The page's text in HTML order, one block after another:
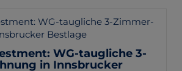
WG-taugliche 3-
in Innsbrucker